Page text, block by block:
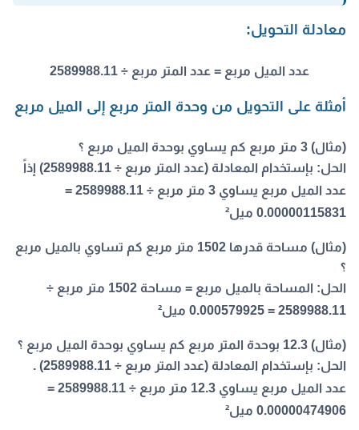
معادلة التحويل:
عدد الميل مربع = عدد المتر مربع ÷ 2589988.11
أمثلة على التحويل من وحدة المتر مربع إلى الميل مربع
(مثال) 3 متر مربع كم يساوي بوحدة الميل مربع ؟
الحل:
بإستخدام المعادلة (عدد المتر مربع ÷ 2589988.11) إذاً
عدد الميل مربع يساوي 3 متر مربع ÷ 2589988.11 =
0.00000115831 ميل²
(مثال) مساحة قدرها 1502 متر مربع كم تساوي بالميل مربع
؟
الحل:
المساحة بالميل مربع = مساحة 1502 متر مربع ÷
2589988.11 = 0.000579925 ميل²
(مثال) 12.3 بوحدة المتر مربع كم يساوي بوحدة الميل مربع ؟
الحل:
بإستخدام المعادلة (عدد المتر مربع ÷ 2589988.11) .
عدد الميل مربع يساوي 12.3 متر مربع ÷ 2589988.11 =
0.00000474906 ميل²